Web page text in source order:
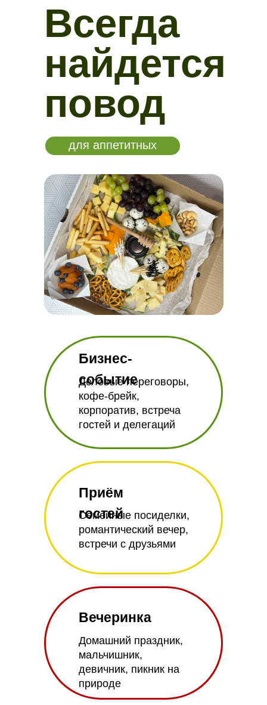
Всегда
найдется
повод
для аппетитных
Бизнес-
событие
Деловые переговоры,
кофе-брейк,
корпоратив, встреча
гостей и делегаций
Приём
гостей
Семейные посиделки,
романтический вечер,
встречи с друзьями
Вечеринка
Домашний праздник,
мальчишник,
девичник, пикник на
природе